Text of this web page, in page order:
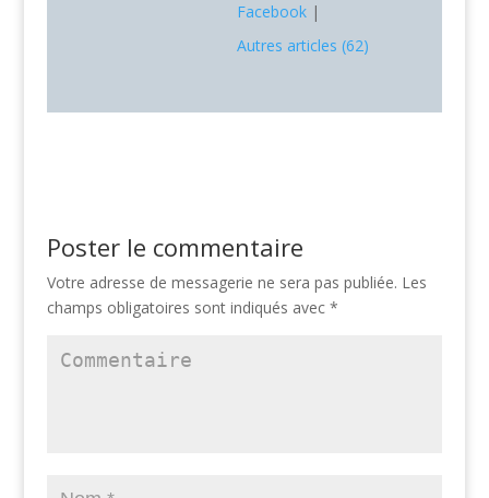
Facebook|
Autres articles (62)
Poster le commentaire
Votre adresse de messagerie ne sera pas publiée. Les
champs obligatoires sont indiqués avec *